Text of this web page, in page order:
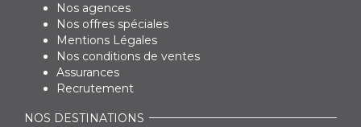
Nos agences
Nos offres spéciales
Mentions Légales
Nos conditions de ventes
Assurances
Recrutement
NOS DESTINATIONS